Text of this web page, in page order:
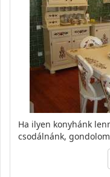
Ha ilyen konyhánk
csodálnánk,